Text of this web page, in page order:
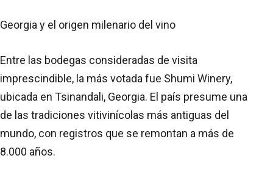
Georgia y el origen milenario del vino
Entre las bodegas consideradas de visita
imprescindible, la más votada fue Shumi Winery,
ubicada en Tsinandali, Georgia. El país presume una
de las tradiciones vitivinícolas más antiguas del
mundo, con registros que se remontan a más de
8.000 años.